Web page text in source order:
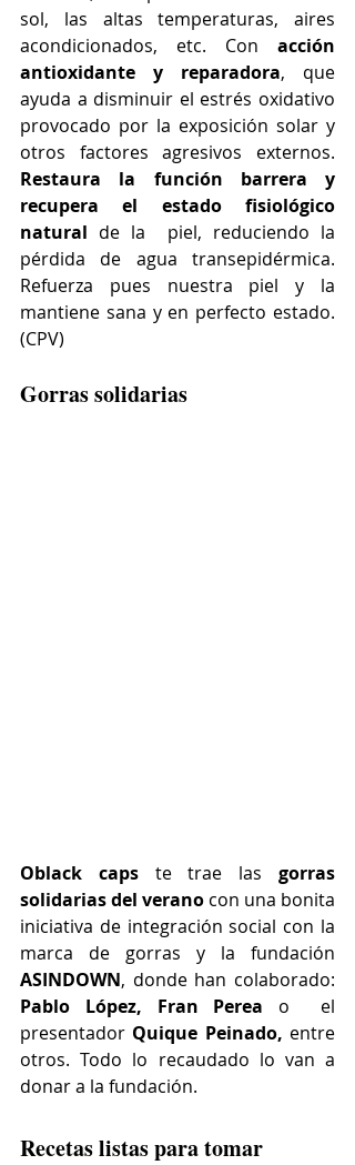
sol, las altas temperaturas, aires
acondicionados, etc. Con acción
antioxidante y reparadora, que
ayuda a disminuir el estrés oxidativo
provocado por la exposición solar y
Restaura la función barrera y
recupera el estado fisiológico
natural de la  piel, reduciendo la
pérdida de agua transepidérmica.
Refuerza pues nuestra piel y la
mantiene sana y en perfecto estado.
(CPV)
Gorras solidarias
Oblack caps te trae las gorras
solidarias del verano con una bonita
iniciativa de integración social con la
ASINDOWN
Pablo López, Fran Perea o  el
presentador Quique Peinado, entre
otros. Todo lo recaudado lo van a
donar a la fundación.
Recetas listas para tomar